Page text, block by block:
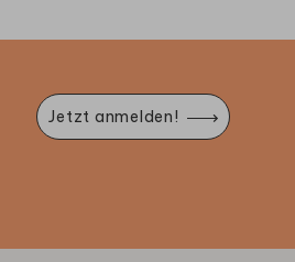
Jetzt anmelden!